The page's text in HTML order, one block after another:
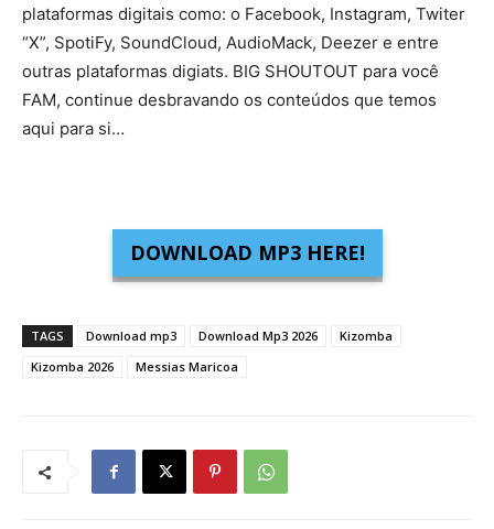
plataformas digitais como: o Facebook, Instagram, Twiter
“X”, SpotiFy, SoundCloud, AudioMack, Deezer e entre
outras plataformas digiats. BIG SHOUTOUT para você
FAM, continue desbravando os conteúdos que temos
aqui para si…
DOWNLOAD MP3 HERE!
TAGS Download mp3 Download Mp3 2026
Kizomba
Kizomba 2026
Messias Maricoa